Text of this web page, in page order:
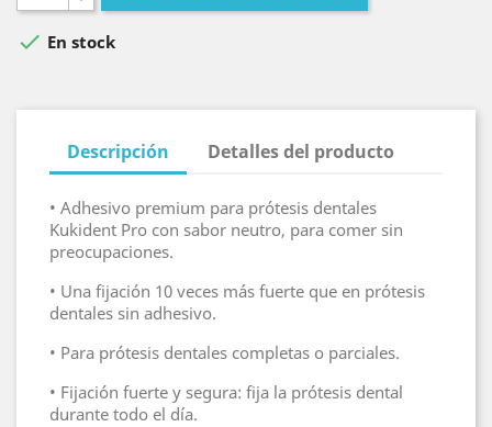
 En stock
Descripción Detalles del producto
• Adhesivo premium para prótesis dentales
Kukident Pro con sabor neutro, para comer sin
preocupaciones.
• Una fijación 10 veces más fuerte que en prótesis
dentales sin adhesivo.
• Para prótesis dentales completas o parciales.
• Fijación fuerte y segura: fija la prótesis dental
durante todo el día.